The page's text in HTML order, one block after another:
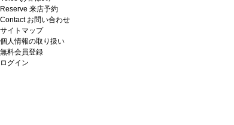
Reserve 来店予約
Contact お問い合わせ
サイトマップ
個人情報の取り扱い
無料会員登録
ログイン